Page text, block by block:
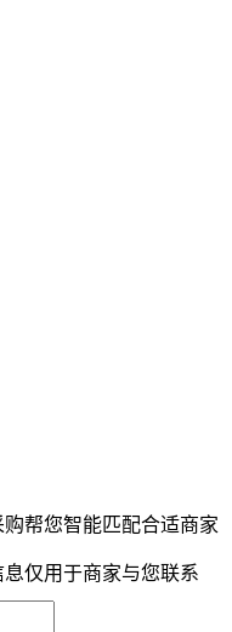
帮您智能匹配合适商家
仅用于商家与您联系